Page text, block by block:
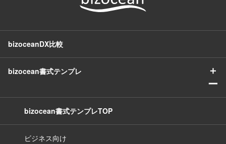
bizoceanDX比較
bizocean書式テンプレ
＋
ー
bizocean書式テンプレTOP
ビジネス向け